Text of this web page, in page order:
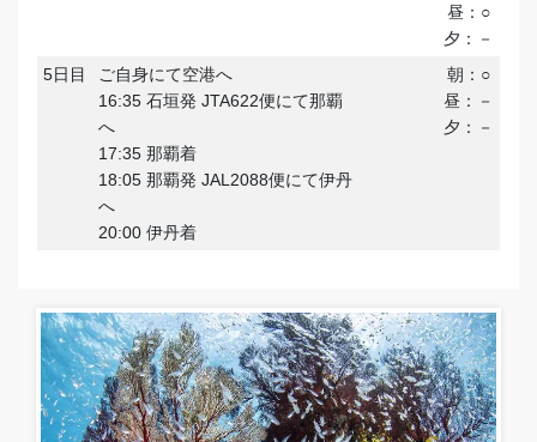
昼：○
夕：－
5日目
ご自身にて空港へ
16:35 石垣発 JTA622便にて那覇
へ
17:35 那覇着
18:05 那覇発 JAL2088便にて伊丹
へ
20:00 伊丹着
朝：○
昼：－
夕：－